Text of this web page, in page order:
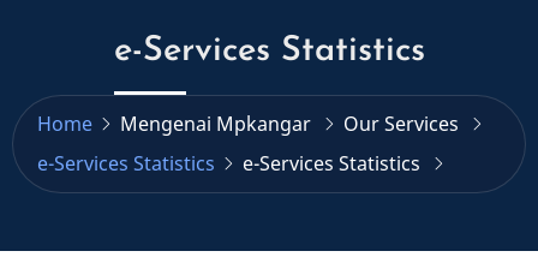
e-Services Statistics
Home Mengenai Mpkangar
Our Services
e-Services Statistics
e-Services Statistics